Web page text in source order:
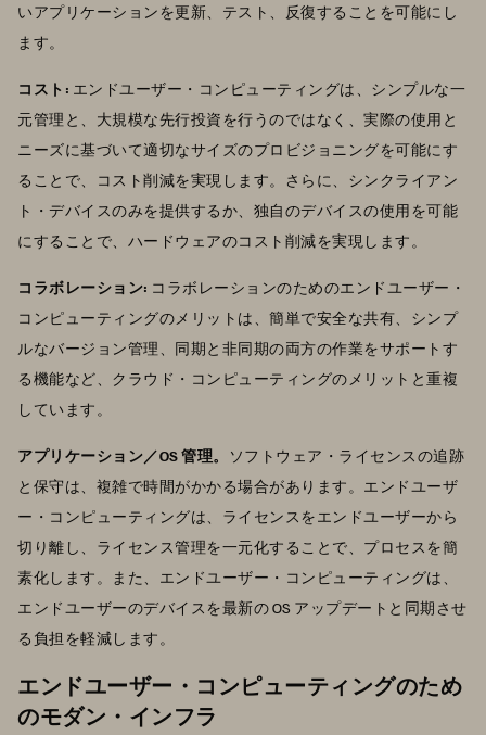
いアプリケーションを更新、テスト、反復することを可能にし
ます。
コスト: エンドユーザー・コンピューティングは、シンプルな一
元管理と、大規模な先行投資を行うのではなく、実際の使用と
ニーズに基づいて適切なサイズのプロビジョニングを可能にす
ることで、コスト削減を実現します。さらに、シンクライアン
ト・デバイスのみを提供するか、独自のデバイスの使用を可能
にすることで、ハードウェアのコスト削減を実現します。
コラボレーション: コラボレーションのためのエンドユーザー・
コンピューティングのメリットは、簡単で安全な共有、シンプ
ルなバージョン管理、同期と非同期の両方の作業をサポートす
る機能など、クラウド・コンピューティングのメリットと重複
しています。
アプリケーション／OS 管理。
ソフトウェア・ライセンスの追跡
と保守は、複雑で時間がかかる場合があります。エンドユーザ
ー・コンピューティングは、ライセンスをエンドユーザーから
切り離し、ライセンス管理を一元化することで、プロセスを簡
素化します。また、エンドユーザー・コンピューティングは、
エンドユーザーのデバイスを最新の OS アップデートと同期させ
る負担を軽減します。
エンドユーザー・コンピューティングのため
のモダン・インフラ